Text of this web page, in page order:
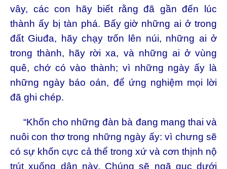
vây, các con hãy biết rằng đã gần đến lúc
thành ấy bị tàn phá. Bấy giờ những ai ở trong
đất Giuđa, hãy chạy trốn lên núi, những ai ở
trong thành, hãy rời xa, và những ai ở vùng
quê, chớ có vào thành; vì những ngày ấy là
những ngày báo oán, để ứng nghiệm mọi lời
đã ghi chép.
“Khốn cho những đàn bà đang mang thai và
nuôi con thơ trong những ngày ấy: vì chưng sẽ
có sự khốn cực cả thể trong xứ và cơn thịnh nộ
trút xuống dân này. Chúng sẽ ngã gục dưới